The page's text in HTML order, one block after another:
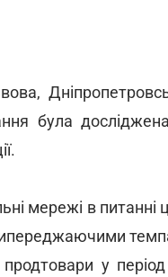
була
мережі в питанні
у